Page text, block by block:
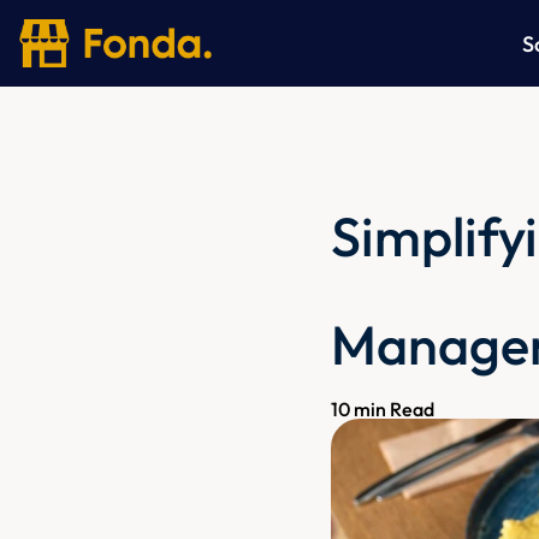
10 min Read